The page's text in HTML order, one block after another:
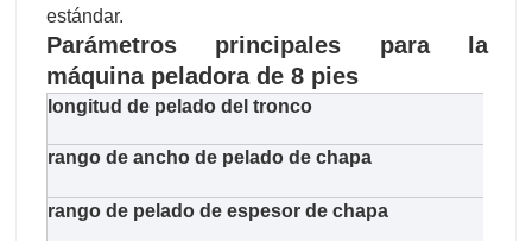
estándar.
Parámetros principales para la
máquina peladora de 8 pies
longitud de pelado del tronco
rango de ancho de pelado de chapa
rango de pelado de espesor de chapa